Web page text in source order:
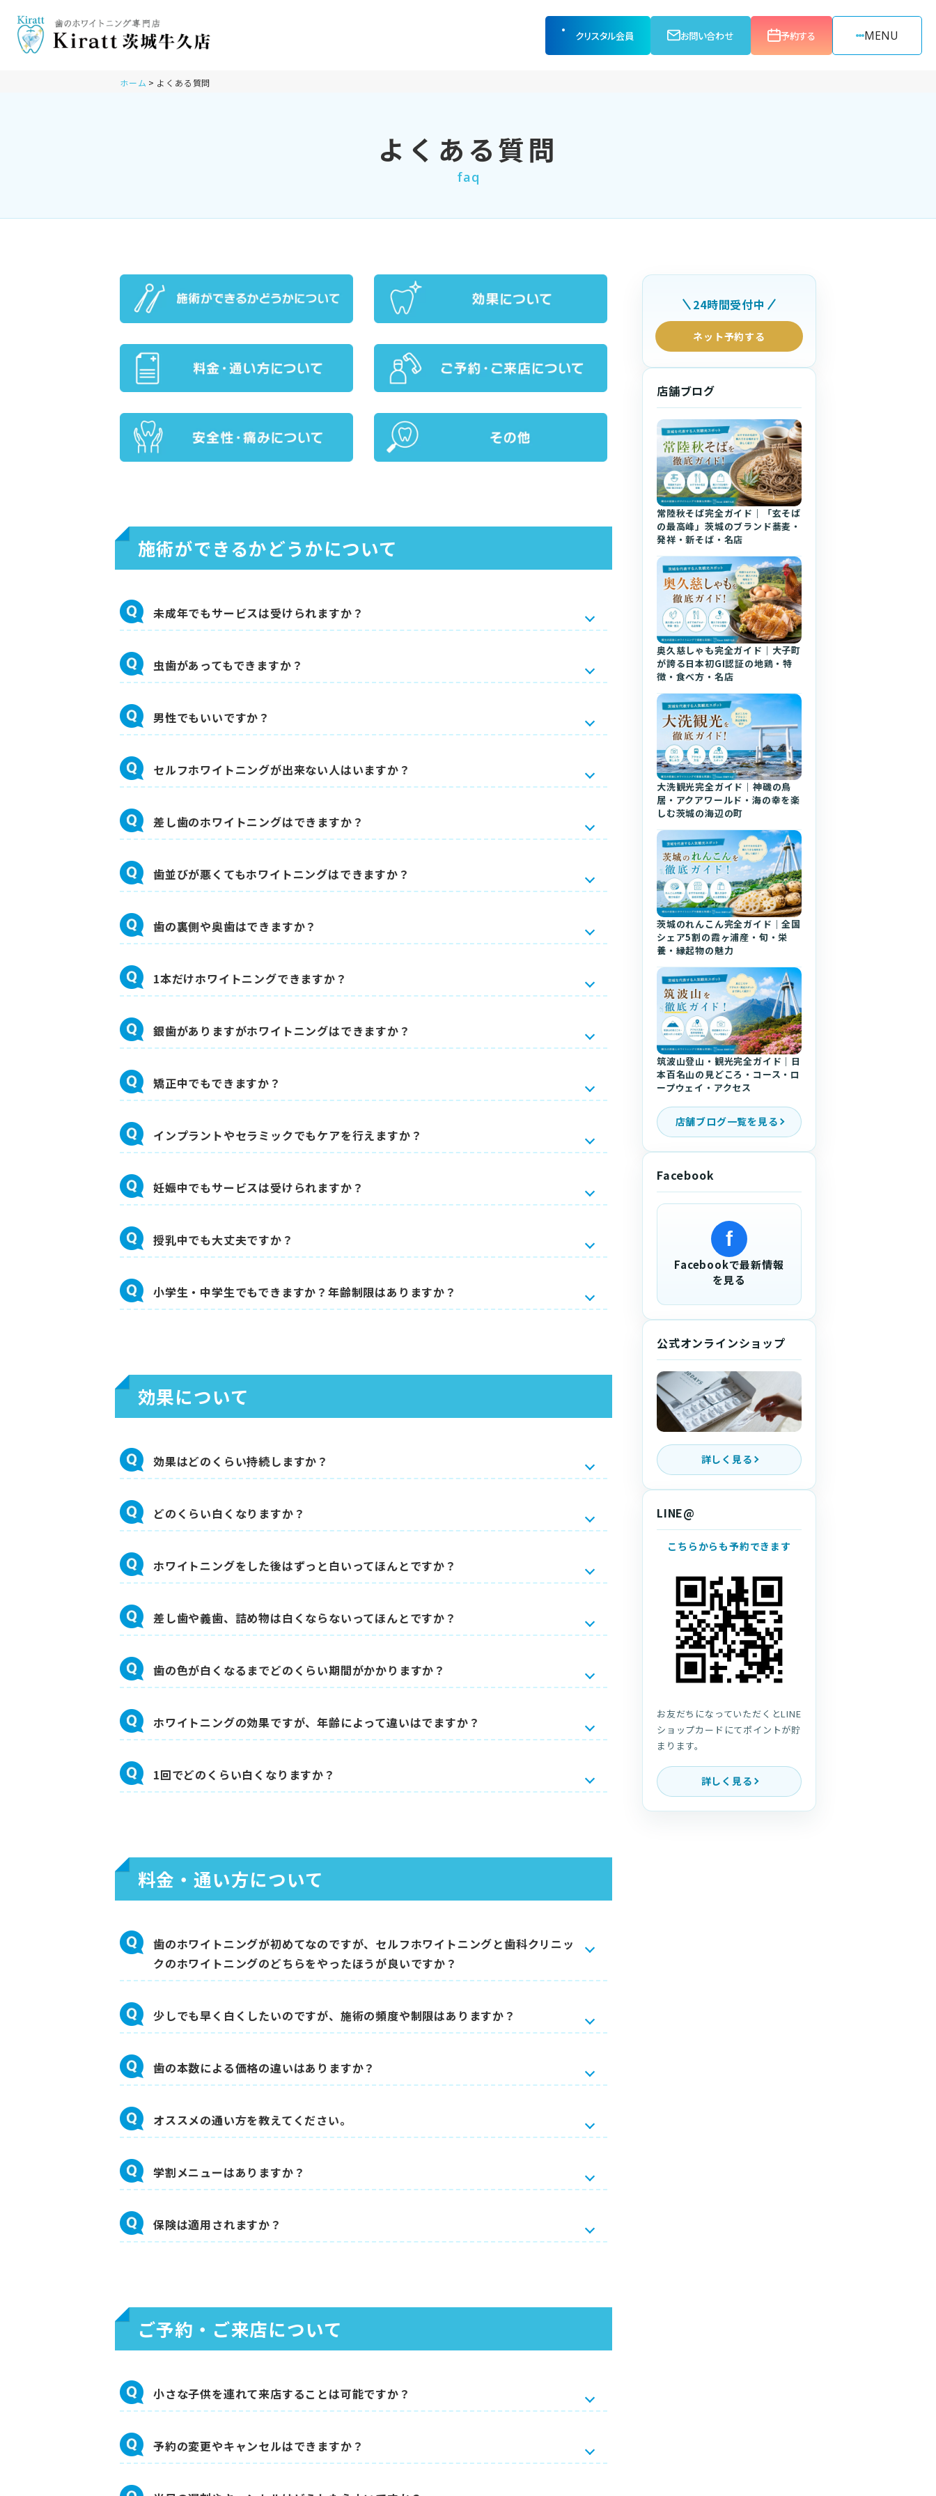
クリスタル会員 お問い合わせ 予約する MENU
ホーム よくある質問
よくある質問
faq
施術ができるかどうかについて
未成年でもサービスは受けられますか？
虫歯があってもできますか？
男性でもいいですか？
セルフホワイトニングが出来ない人はいますか？
差し歯のホワイトニングはできますか？
歯並びが悪くてもホワイトニングはできますか？
歯の裏側や奥歯はできますか？
1本だけホワイトニングできますか？
銀歯がありますがホワイトニングはできますか？
矯正中でもできますか？
インプラントやセラミックでもケアを行えますか？
妊娠中でもサービスは受けられますか？
授乳中でも大丈夫ですか？
小学生・中学生でもできますか？年齢制限はありますか？
効果について
効果はどのくらい持続しますか？
どのくらい白くなりますか？
ホワイトニングをした後はずっと白いってほんとですか？
差し歯や義歯、詰め物は白くならないってほんとですか？
歯の色が白くなるまでどのくらい期間がかかりますか？
ホワイトニングの効果ですが、年齢によって違いはでますか？
1回でどのくらい白くなりますか？
料金・通い方について
歯のホワイトニングが初めてなのですが、セルフホワイトニングと歯科クリニッ
クのホワイトニングのどちらをやったほうが良いですか？
少しでも早く白くしたいのですが、施術の頻度や制限はありますか？
歯の本数による価格の違いはありますか？
オススメの通い方を教えてください。
学割メニューはありますか？
保険は適用されますか？
ご予約・ご来店について
小さな子供を連れて来店することは可能ですか？
予約の変更やキャンセルはできますか？
24時間受付中
ネット予約する
店舗ブログ
常陸秋そば完全ガイド｜「玄そば
の最高峰」茨城のブランド蕎麦・
発祥・新そば・名店
奥久慈しゃも完全ガイド｜大子町
が誇る日本初GI認証の地鶏・特
徴・食べ方・名店
大洗観光完全ガイド｜神磯の鳥
居・アクアワールド・海の幸を楽
しむ茨城の海辺の町
茨城のれんこん完全ガイド｜全国
シェア5割の霞ヶ浦産・旬・栄
養・縁起物の魅力
筑波山登山・観光完全ガイド｜日
本百名山の見どころ・コース・ロ
ープウェイ・アクセス
店舗ブログ一覧を見る
Facebook
f
Facebookで最新情報
を見る
公式オンラインショップ
詳しく見る
LINE@
こちらからも予約できます
お友だちになっていただくとLINE
ショップカードにてポイントが貯
まります。
詳しく見る